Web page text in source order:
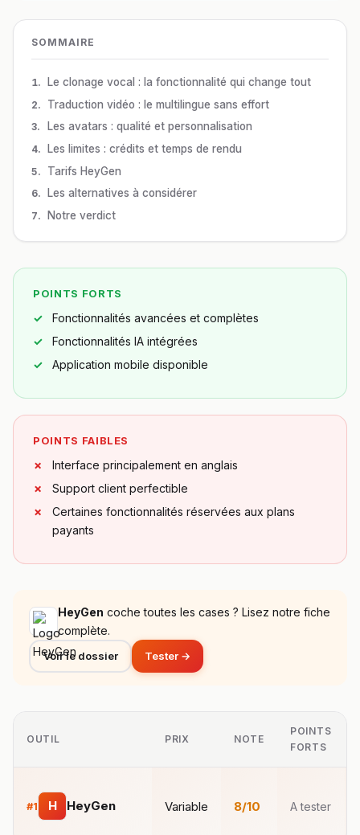
SOMMAIRE
Le clonage vocal : la fonctionnalité qui change tout
Traduction vidéo : le multilingue sans effort
Les avatars : qualité et personnalisation
Les limites : crédits et temps de rendu
Tarifs HeyGen
Les alternatives à considérer
Notre verdict
POINTS FORTS
Fonctionnalités avancées et complètes
Fonctionnalités IA intégrées
Application mobile disponible
POINTS FAIBLES
Interface principalement en anglais
Support client perfectible
Certaines fonctionnalités réservées aux plans
payants
HeyGen coche toutes les cases ? Lisez notre fiche
complète.
Voir le dossier Tester →
OUTIL PRIX NOTE
POINTS
FORTS
#1 H HeyGen Variable 8/10 A tester